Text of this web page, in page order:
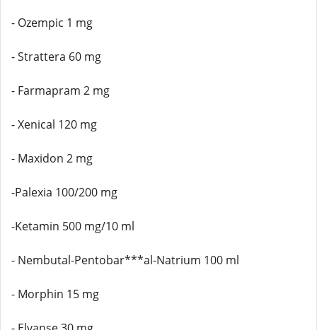
- Ozempic 1 mg
- Strattera 60 mg
- Farmapram 2 mg
- Xenical 120 mg
- Maxidon 2 mg
-Palexia 100/200 mg
-Ketamin 500 mg/10 ml
- Nembutal-Pentobar***al-Natrium 100 ml
- Morphin 15 mg